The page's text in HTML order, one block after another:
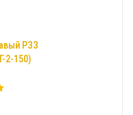
РЗЗ
2-150)